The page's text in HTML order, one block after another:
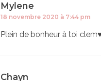
Mylene
18 novembre 2020 à 7:44 pm
Plein de bonheur à toi
Chayn